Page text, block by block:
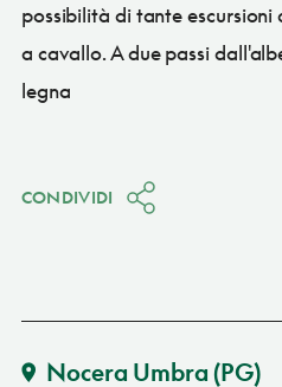
possibilità di tante
a cavallo. A due passi
legna
CONDIVIDI
Nocera Umbra (PG)